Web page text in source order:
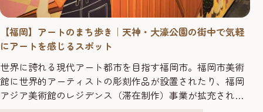
【福岡】アートのまち歩き｜天神・大濠公園の街中で気軽
にアートを感じるスポット
世界に誇れる現代アート都市を目指す福岡市。福岡市美術
館に世界的アーティストの彫刻作品が設置されたり、福岡
アジア美術館のレジデンス（滞在制作）事業が拡充された